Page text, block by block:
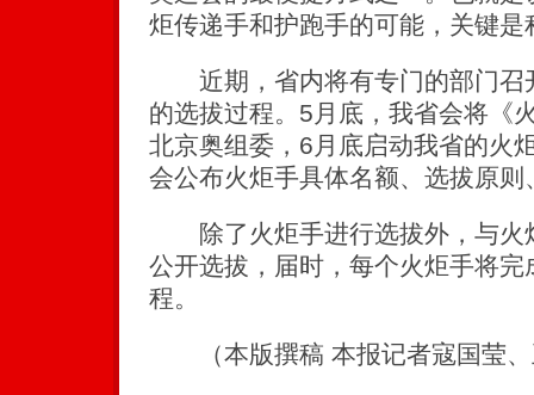
炬传递手和护跑手的可能，关键是
近期，省内将有专门的部门召
的选拔过程。5月底，我省会将《
北京奥组委，6月底启动我省的火
会公布火炬手具体名额、选拔原
除了火炬手进行选拔外，与火
公开选拔，届时，每个火炬手将
程。
（本版撰稿 本报记者寇国莹、